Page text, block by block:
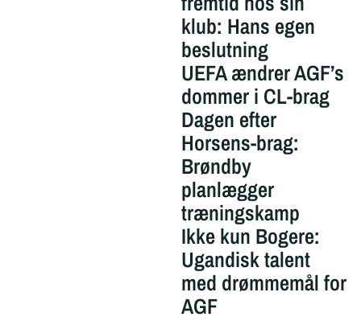
klub: Hans egen
beslutning
UEFA ændrer AGF’s
dommer i CL-brag
Dagen efter
Horsens-brag:
Brøndby
planlægger
træningskamp
Ikke kun Bogere:
Ugandisk talent
med drømmemål for
AGF